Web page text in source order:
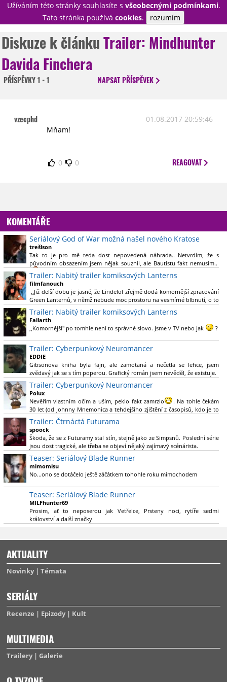
Užíváním této stránky souhlasíte s všeobecnými podmínkami.
Tato stránka používá cookies. rozumím
PŘIHLÁSIT
NOVINKY
TÉMATA
DISKUZE
STATISTIKY
TIRÁŽ
Diskuze k článkuTrailer: Mindhunter
Davida Finchera
PŘÍSPĚVKY1 - 1 NAPSATPŘÍSPĚVEK
vzecphd
01.08.2017 20:59:46
Mňam!
0 0 REAGOVAT
KOMENTÁŘE
Seriálový God of War možná našel nového Kratose
trešlson
Tak to je pro mě teda dost nepovedená náhrada.. Netvrdím, že s
původním obsazením jsem nějak souznil, ale Bautistu fakt nemusim..
Trailer: Nabitý trailer komiksových Lanterns
filmfanouch
,,Již delší dobu je jasné, že Lindelof zřejmě dodá komornější zpracování
Green Lanternů, v němž nebude moc prostoru na vesmírné blbnutí, o to
více se ovšem bude moci nová adaptace odprostit třeba od filmového
Green Lanterna s Ryanem Reynoldsem.´´ Co je na tom
nesrozumitelného?
Trailer: Nabitý trailer komiksových Lanterns
Failarth
,,Komornější" po tomhle není to správné slovo. Jsme v TV nebo jak
?
Nebál bych se říct, že to vypadá skvěle jak po stránce kvantity materiálu,
tak i formou.
Výběr Ulricha Tomsena pro mě velké překvapení a velmi zajímavá volba
bravo.
Chandler je lepší a lepší s každou novou scénou.
Komiksy to mají ted´těžké, paradoxně tomu škodí to všechno kolem
(DC nebo MCU to je buřt) , ale nezasloužilo by si to zářez jen kvůli tomu.
Držím tomu palce.
Trailer: Cyberpunkový Neuromancer
EDDIE
Gibsonova kniha byla fajn, ale zamotaná a nečetla se lehce, jsem
zvědavý jak se s tím poperou. Grafický román jsem nevěděl, že existuje.
Trailer: Cyberpunkový Neuromancer
Polux
Nevěřím vlastním očím a uším, peklo fakt zamrzlo
. Na tohle čekám
30 let (od Johnny Mnemonica a tehdejšího zjištění z časopisů, kdo je to
Gibson a co je jeho debutová kniha zač), přičemž 25 let (od Matrixu,
který pojem cyberpunk dostal do povědomí i obyčejného diváka a
nikoliv fanouška žánru) marně doufám, že si po řadě "duchovních
nástupců", kteří přišli poté (Ghost In The Shell, Alita: Battle Angel,
Altered Carbon, Blade Runner 2049, Cyberpunk 2077, atd.), někdo
konečně vzpomene i na bibli cyberpunku, se kterou to všechno začalo.
Teď už nezbývá nic jiného než se tiše modlit a doufat, že to bude stát za
to
. Plus kudos za sázku na seriál a nikoliv film, snad tvůrci tu
Trailer: Čtrnáctá Futurama
spoock
Škoda, že se z Futuramy stal stín, stejně jako ze Simpsnů. Poslední série
jsou dost tragické, ale třeba se objeví nějaký zajímavý scénárista.
Nedávno začala vycházet nová řada Ricka a Mortyho a já z úžasem zjistil,
že se na to dá opět koukat.
Teaser: Seriálový Blade Runner
mimomisu
No...ono se dotáčelo ještě záčátkem tohohle roku mimochodem
Teaser: Seriálový Blade Runner
MILFhunter69
Prosim, ať to neposerou jak Vetřelce, Prsteny noci, rytíře sedmi
království a další značky
AKTUALITY
Novinky Témata
SERIÁLY
Recenze Epizody Kult
MULTIMEDIA
Trailery Galerie